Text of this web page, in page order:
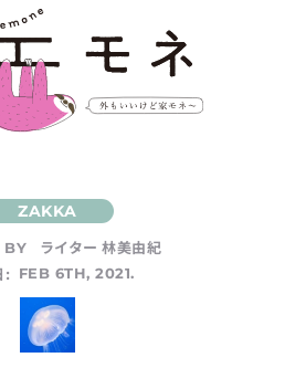
BY
ライター 林美由紀
:
FEB 6TH, 2021.